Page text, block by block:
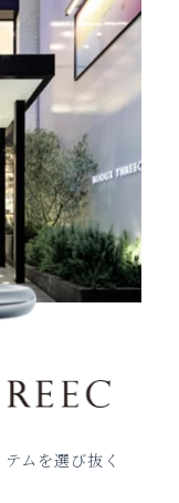
ムを選び抜く